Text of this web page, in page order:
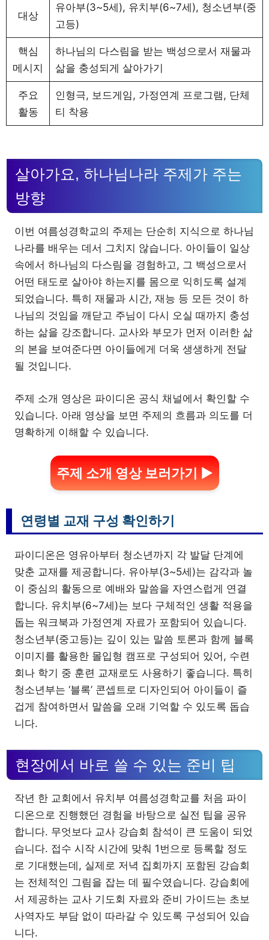
대상
유아부(3~5세), 유치부(6~7세), 청소년부(중
고등)
핵심
메시지
하나님의 다스림을 받는 백성으로서 재물과
삶을 충성되게 살아가기
주요
활동
인형극, 보드게임, 가정연계 프로그램, 단체
티 착용
살아가요, 하나님나라 주제가 주는
방향
이번 여름성경학교의 주제는 단순히 지식으로 하나님
나라를 배우는 데서 그치지 않습니다. 아이들이 일상
속에서 하나님의 다스림을 경험하고, 그 백성으로서
어떤 태도로 살아야 하는지를 몸으로 익히도록 설계
되었습니다. 특히 재물과 시간, 재능 등 모든 것이 하
나님의 것임을 깨닫고 주님이 다시 오실 때까지 충성
하는 삶을 강조합니다. 교사와 부모가 먼저 이러한 삶
의 본을 보여준다면 아이들에게 더욱 생생하게 전달
될 것입니다.
주제 소개 영상은 파이디온 공식 채널에서 확인할 수
있습니다. 아래 영상을 보면 주제의 흐름과 의도를 더
명확하게 이해할 수 있습니다.
주제 소개 영상 보러가기 ▶
연령별 교재 구성 확인하기
파이디온은 영유아부터 청소년까지 각 발달 단계에
맞춘 교재를 제공합니다. 유아부(3~5세)는 감각과 놀
이 중심의 활동으로 예배와 말씀을 자연스럽게 연결
합니다. 유치부(6~7세)는 보다 구체적인 생활 적용을
돕는 워크북과 가정연계 자료가 포함되어 있습니다.
청소년부(중고등)는 깊이 있는 말씀 토론과 함께 블록
이미지를 활용한 몰입형 캠프로 구성되어 있어, 수련
회나 학기 중 훈련 교재로도 사용하기 좋습니다. 특히
청소년부는 ‘블록’ 콘셉트로 디자인되어 아이들이 즐
겁게 참여하면서 말씀을 오래 기억할 수 있도록 돕습
니다.
현장에서 바로 쓸 수 있는 준비 팁
작년 한 교회에서 유치부 여름성경학교를 처음 파이
디온으로 진행했던 경험을 바탕으로 실전 팁을 공유
합니다. 무엇보다 교사 강습회 참석이 큰 도움이 되었
습니다. 접수 시작 시간에 맞춰 1번으로 등록할 정도
로 기대했는데, 실제로 저녁 집회까지 포함된 강습회
는 전체적인 그림을 잡는 데 필수였습니다. 강습회에
서 제공하는 교사 기도회 자료와 준비 가이드는 초보
사역자도 부담 없이 따라갈 수 있도록 구성되어 있습
니다.